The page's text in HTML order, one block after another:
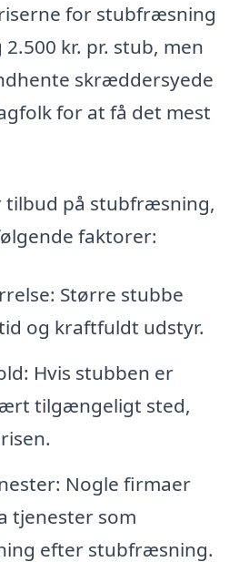
for stubfræsning
kr. pr. stub, men
skræddersyede
for at få det mest
tilbud på stubfræsning,
faktorer:
Større stubbe
og kraftfuldt udstyr.
Hvis stubben er
tilgængeligt sted,
Nogle firmaer
tjenester som
efter stubfræsning.